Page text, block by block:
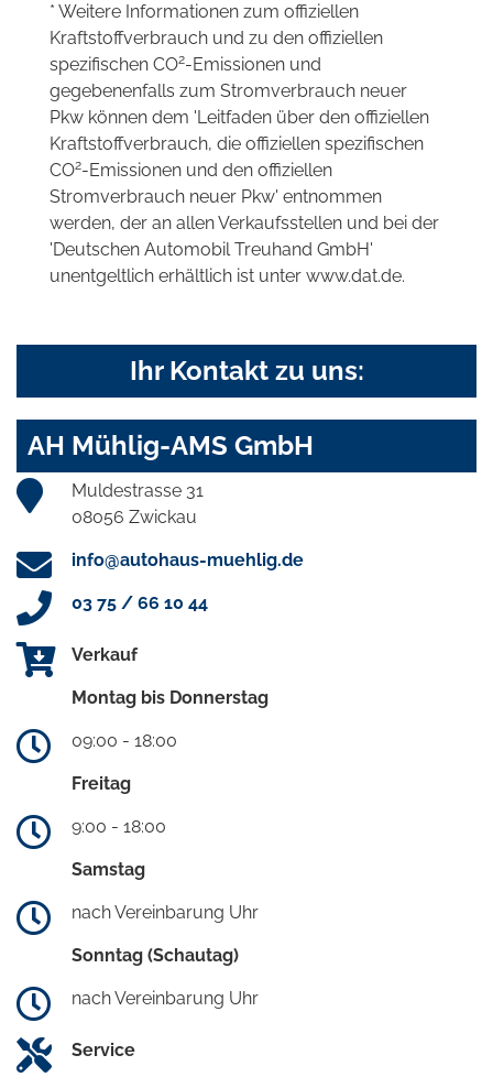
* Weitere Informationen zum offiziellen
Kraftstoffverbrauch und zu den offiziellen
spezifischen CO2-Emissionen und
gegebenenfalls zum Stromverbrauch neuer
Pkw können dem 'Leitfaden über den offiziellen
Kraftstoffverbrauch, die offiziellen spezifischen
CO2-Emissionen und den offiziellen
Stromverbrauch neuer Pkw' entnommen
werden, der an allen Verkaufsstellen und bei der
'Deutschen Automobil Treuhand GmbH'
unentgeltlich erhältlich ist unter www.dat.de.
Ihr Kontakt zu uns:
AH Mühlig-AMS GmbH
Muldestrasse 31
08056 Zwickau
info@autohaus-muehlig.de
03 75 / 66 10 44
Verkauf
Montag bis Donnerstag
09:00 - 18:00
Freitag
9:00 - 18:00
Samstag
nach Vereinbarung Uhr
Sonntag (Schautag)
nach Vereinbarung Uhr
Service